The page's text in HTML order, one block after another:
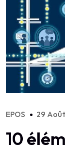
EPOS 29
10